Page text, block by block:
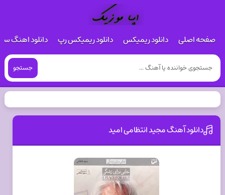
صفحه اصلی دانلود ریمیکس دانلود ریمیکس رپ دانلود اهنگ
جستجو
دانلود آهنگ مجید انتظامی امید